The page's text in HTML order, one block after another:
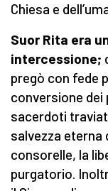
Chiesa e
Suor Rita era
intercessione;
pregò con fede
conversione dei
sacerdoti
salvezza eterna
consorelle, la
purgatorio.